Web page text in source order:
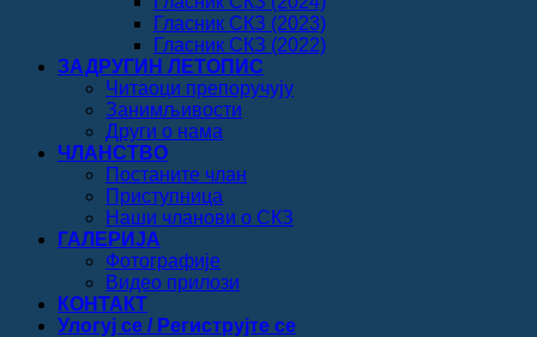
Гласник СКЗ (2023)
Гласник СКЗ (2022)
ЗАДРУГИН ЛЕТОПИС
Читаоци препоручују
Занимљивости
Други о нама
ЧЛАНСТВО
Постаните члан
Приступница
Наши чланови о СКЗ
ГАЛЕРИЈА
Фотографије
Видео прилози
КОНТАКТ
Улогуј се / Региструјте се